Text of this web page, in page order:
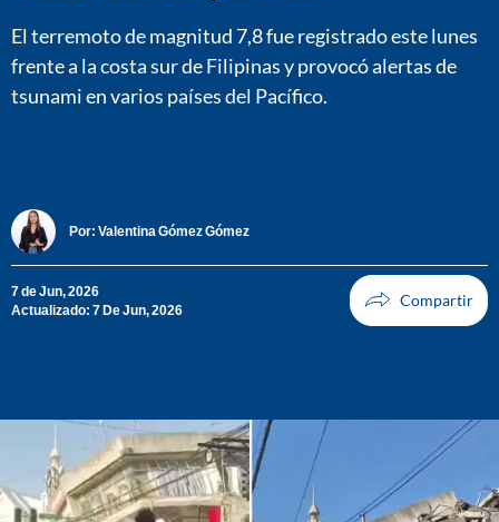
El terremoto de magnitud 7,8 fue registrado este lunes
frente a la costa sur de Filipinas y provocó alertas de
tsunami en varios países del Pacífico.
Por: Valentina Gómez Gómez
7 de Jun, 2026
Actualizado: 7 De Jun, 2026